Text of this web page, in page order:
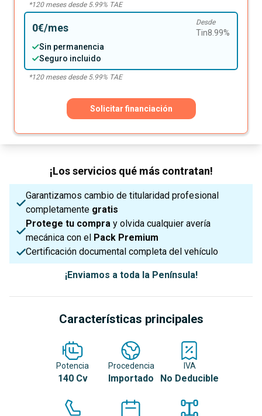
*120meses desde 5.99% TAE
0€/mes Desde
Tin8.99%
Sin permanencia
Seguro incluido
*120meses desde 5.99% TAE
Solicitar financiación
¡Los servicios qué más contratan!
Garantizamos cambio de titularidad profesional
completamente gratis
Protege tu compra y olvida cualquier avería
mecánica con el Pack Premium
Certificación documental completa del vehículo
¡Enviamos a toda la Península!
Características principales
Potencia
140 Cv
Procedencia
Importado
IVA
No Deducible